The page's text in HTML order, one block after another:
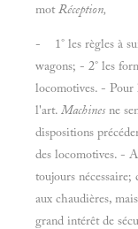
motRéception,
- 1° les règles à
wagons; - 2° les
locomotives. - Pour
l'art. Machines ne
dispositions
des locomotives. -
toujours
aux chaudières,
grand intérêt de